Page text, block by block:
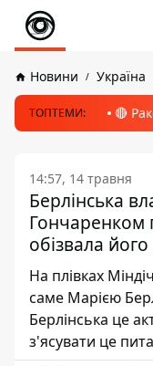
Новини Україна
ТОПТЕМИ: 🔴
14:57, 14 травня
Берлінська
Гончаренком
обізвала
На плівках
саме Марією
Берлінська це
з'ясувати це